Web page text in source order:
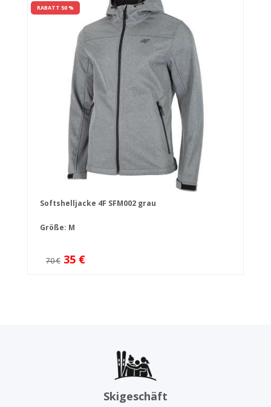
RABATT 50 %
Softshelljacke 4F SFM002 grau
Größe: M
70 € 35 €
Skigeschäft